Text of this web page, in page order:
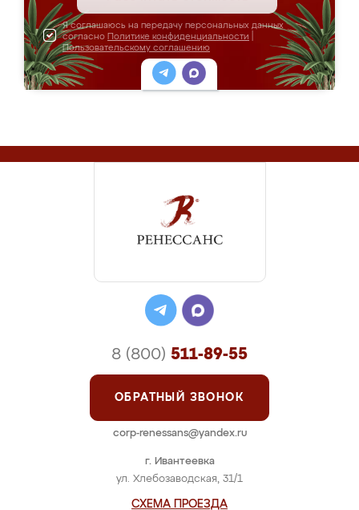
Я соглашаюсь на передачу персональных данных
согласно Политике конфиденциальности
Пользовательскому соглашению
г. Ивантеевка
ул. Хлебозаводская, 31/1
СХЕМА ПРОЕЗДА
8 (800) 511-89-55
ОБРАТНЫЙ ЗВОНОК
corp-renessans@yandex.ru